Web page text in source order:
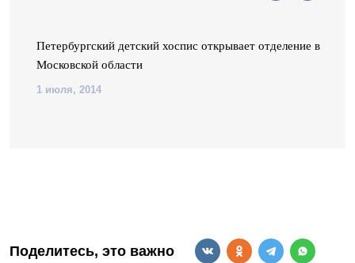
Петербургский детский хоспис открывает отделение в
Московской области
1 июля, 2014
Поделитесь, это важно